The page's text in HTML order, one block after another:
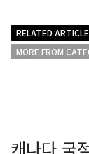
RELATED
MORE FROM
캐나다 국